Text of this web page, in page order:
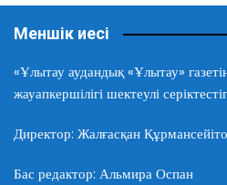
Меншік иесі
«Ұлытау аудандық «Ұлытау»
жауапкершілігі шектеулі
Директор: Жалғасқан
Бас редактор: Альмира Оспан